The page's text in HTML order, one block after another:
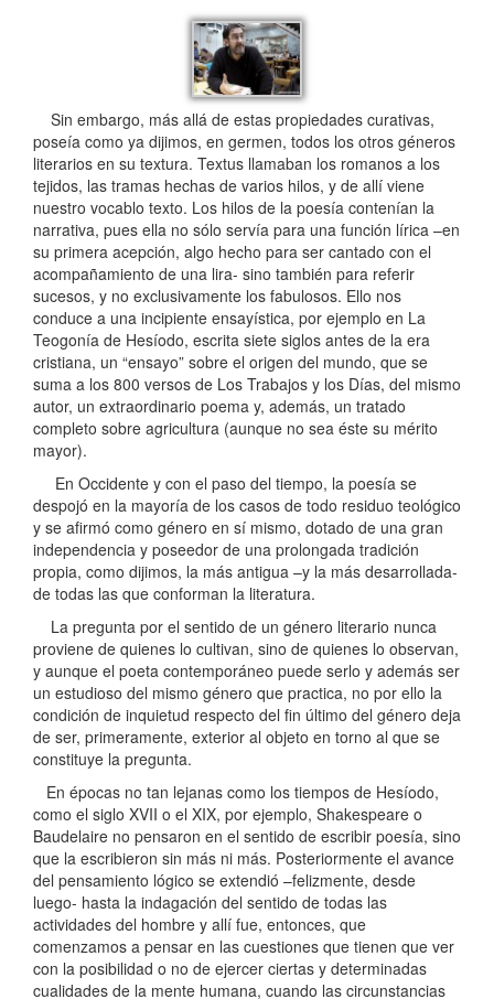
Sin embargo, más allá de estas propiedades curativas,
poseía como ya dijimos, en germen, todos los otros géneros
literarios en su textura. Textus llamaban los romanos a los
tejidos, las tramas hechas de varios hilos, y de allí viene
nuestro vocablo texto. Los hilos de la poesía contenían la
narrativa, pues ella no sólo servía para una función lírica –en
su primera acepción, algo hecho para ser cantado con el
acompañamiento de una lira- sino también para referir
sucesos, y no exclusivamente los fabulosos. Ello nos
conduce a una incipiente ensayística, por ejemplo en La
Teogonía de Hesíodo, escrita siete siglos antes de la era
cristiana, un “ensayo” sobre el origen del mundo, que se
suma a los 800 versos de Los Trabajos y los Días, del mismo
autor, un extraordinario poema y, además, un tratado
completo sobre agricultura (aunque no sea éste su mérito
mayor).
En Occidente y con el paso del tiempo, la poesía se
despojó en la mayoría de los casos de todo residuo teológico
y se afirmó como género en sí mismo, dotado de una gran
independencia y poseedor de una prolongada tradición
propia, como dijimos, la más antigua –y la más desarrollada-
de todas las que conforman la literatura.
La pregunta por el sentido de un género literario nunca
proviene de quienes lo cultivan, sino de quienes lo observan,
y aunque el poeta contemporáneo puede serlo y además ser
un estudioso del mismo género que practica, no por ello la
condición de inquietud respecto del fin último del género deja
de ser, primeramente, exterior al objeto en torno al que se
constituye la pregunta.
En épocas no tan lejanas como los tiempos de Hesíodo,
como el siglo XVII o el XIX, por ejemplo, Shakespeare o
Baudelaire no pensaron en el sentido de escribir poesía, sino
que la escribieron sin más ni más. Posteriormente el avance
del pensamiento lógico se extendió –felizmente, desde
luego- hasta la indagación del sentido de todas las
actividades del hombre y allí fue, entonces, que
comenzamos a pensar en las cuestiones que tienen que ver
con la posibilidad o no de ejercer ciertas y determinadas
cualidades de la mente humana, cuando las circunstancias